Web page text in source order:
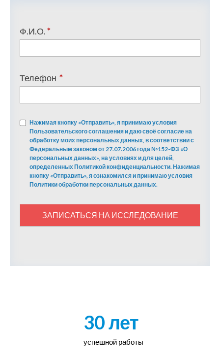
Ф.И.О.*
Телефон *
Нажимая кнопку «Отправить», я принимаю условия
Пользовательского соглашения и даю своё согласие на
обработку моих персональных данных, в соответствии с
Федеральным законом от 27.07.2006 года №152-ФЗ «О
персональных данных», на условиях и для целей,
определенных Политикой конфиденциальности. Нажимая
кнопку «Отправить», я ознакомился и принимаю условия
Политики обработки персональных данных.
ЗАПИСАТЬСЯ НА ИССЛЕДОВАНИЕ
30 лет
успешной работы